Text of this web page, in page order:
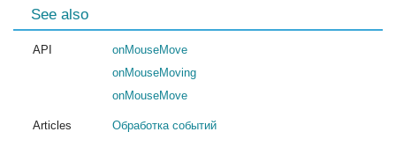
See also
API
onMouseMove
onMouseMoving
onMouseMove
Articles Обработка событий